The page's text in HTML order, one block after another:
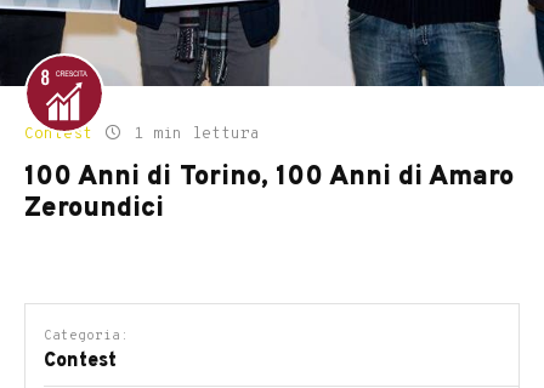
Contest 1 min lettura
100 Anni di Torino, 100 Anni di Amaro
Zeroundici
Categoria:
Contest